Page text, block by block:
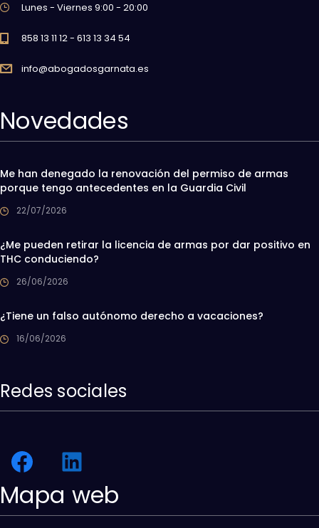
Lunes - Viernes 9:00 - 20:00
858 13 11 12 - 613 13 34 54
info@abogadosgarnata.es
Novedades
Me han denegado la renovación del permiso de armas
porque tengo antecedentes en la Guardia Civil
22/07/2026
¿Me pueden retirar la licencia de armas por dar positivo en
THC conduciendo?
26/06/2026
¿Tiene un falso autónomo derecho a vacaciones?
16/06/2026
Redes sociales
Mapa web